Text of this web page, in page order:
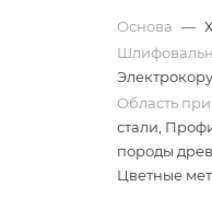
Основа —
Область
стали,
породы
Цветные